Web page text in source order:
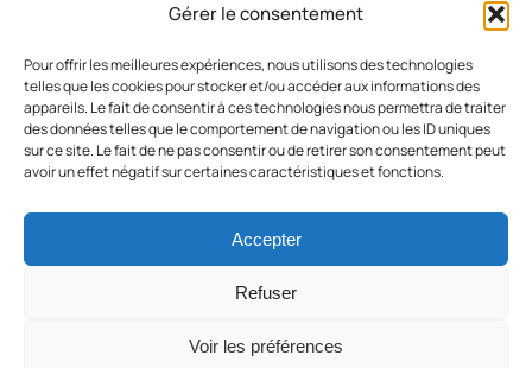
Gérer le consentement
Pour offrir les meilleures expériences, nous utilisons des technologies
telles que les cookies pour stocker et/ou accéder aux informations des
appareils. Le fait de consentir à ces technologies nous permettra de traiter
des données telles que le comportement de navigation ou les ID uniques
sur ce site. Le fait de ne pas consentir ou de retirer son consentement peut
avoir un effet négatif sur certaines caractéristiques et fonctions.
Accepter
Refuser
Voir les préférences
Ordre national des médecins français
Politique de cookies (UE)
Cookies
Mentions Légales